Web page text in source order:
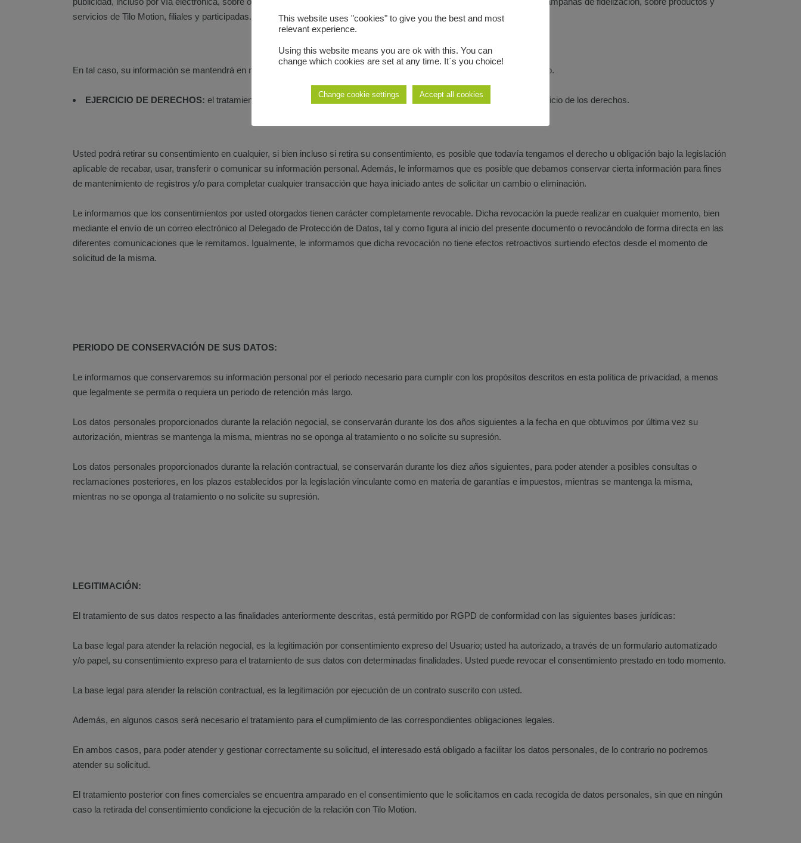
servicios de Tilo Motion, filiales y participadas.
En tal caso, su información se mantendrá en nuestro sistema mientras usted no solicite la revocación de su consentimiento.
EJERCICIO DE DERECHOS: el tratamiento de sus datos se hará con la finalidad de gestionar su solicitud para el ejercicio de los derechos.
Usted podrá retirar su consentimiento en cualquier, si bien incluso si retira su consentimiento, es posible que todavía tengamos el derecho u obligación bajo la legislación
aplicable de recabar, usar, transferir o comunicar su información personal. Además, le informamos que es posible que debamos conservar cierta información para fines
de mantenimiento de registros y/o para completar cualquier transacción que haya iniciado antes de solicitar un cambio o eliminación.
Le informamos que los consentimientos por usted otorgados tienen carácter completamente revocable. Dicha revocación la puede realizar en cualquier momento, bien
mediante el envío de un correo electrónico al Delegado de Protección de Datos, tal y como figura al inicio del presente documento o revocándolo de forma directa en las
diferentes comunicaciones que le remitamos. Igualmente, le informamos que dicha revocación no tiene efectos retroactivos surtiendo efectos desde el momento de
solicitud de la misma.
PERIODO DE CONSERVACIÓN DE SUS DATOS:
Le informamos que conservaremos su información personal por el periodo necesario para cumplir con los propósitos descritos en esta política de privacidad, a menos
que legalmente se permita o requiera un periodo de retención más largo.
Los datos personales proporcionados durante la relación negocial, se conservarán durante los dos años siguientes a la fecha en que obtuvimos por última vez su
autorización, mientras se mantenga la misma, mientras no se oponga al tratamiento o no solicite su supresión.
Los datos personales proporcionados durante la relación contractual, se conservarán durante los diez años siguientes, para poder atender a posibles consultas o
reclamaciones posteriores, en los plazos establecidos por la legislación vinculante como en materia de garantías e impuestos, mientras se mantenga la misma,
mientras no se oponga al tratamiento o no solicite su supresión.
LEGITIMACIÓN:
El tratamiento de sus datos respecto a las finalidades anteriormente descritas, está permitido por RGPD de conformidad con las siguientes bases jurídicas:
La base legal para atender la relación negocial, es la legitimación por consentimiento expreso del Usuario; usted ha autorizado, a través de un formulario automatizado
y/o papel, su consentimiento expreso para el tratamiento de sus datos con determinadas finalidades. Usted puede revocar el consentimiento prestado en todo momento.
La base legal para atender la relación contractual, es la legitimación por ejecución de un contrato suscrito con usted.
Además, en algunos casos será necesario el tratamiento para el cumplimiento de las correspondientes obligaciones legales.
En ambos casos, para poder atender y gestionar correctamente su solicitud, el interesado está obligado a facilitar los datos personales, de lo contrario no podremos
atender su solicitud.
El tratamiento posterior con fines comerciales se encuentra amparado en el consentimiento que le solicitamos en cada recogida de datos personales, sin que en ningún
caso la retirada del consentimiento condicione la ejecución de la relación con Tilo Motion.
This website uses "cookies" to give you the best and most
relevant experience.
Using this website means you are ok with this. You can
change which cookies are set at any time. It`s you choice!
Change cookie settings Accept all cookies